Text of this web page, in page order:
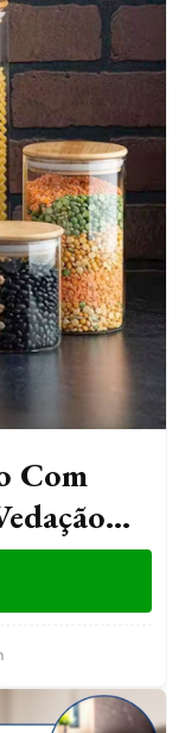
Com